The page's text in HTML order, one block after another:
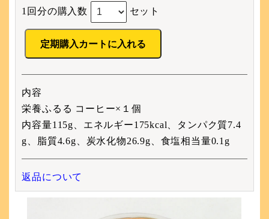
1回分の購入数 セット
内容
栄養ふるる コーヒー×１個
内容量115g、エネルギー175kcal、タンパク質7.4
g、脂質4.6g、炭水化物26.9g、食塩相当量0.1g
返品について